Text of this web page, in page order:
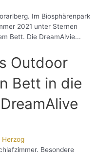
Im Biosphärenpark
2021 unter Sternen
Bett. Die DreamAlvie...
Outdoor
Bett in die
Herzog
Besondere